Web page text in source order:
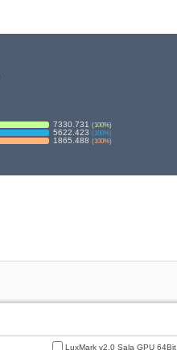
7330.731 (100%)
5622.423 (100%)
1865.488 (100%)
LuxMark v2.0 Sala GPU 64Bit